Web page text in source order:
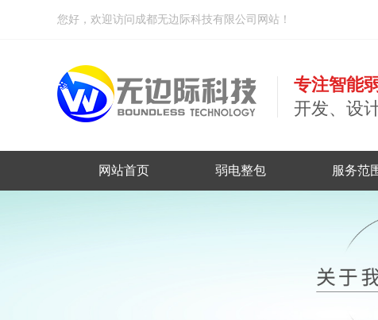
您好，欢迎访问成都无边际科技有限公司网站！
专注智能
开发、设
网站首页 弱电整包 服务范